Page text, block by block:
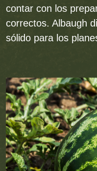
contar con los
correctos. Albaugh
sólido para los